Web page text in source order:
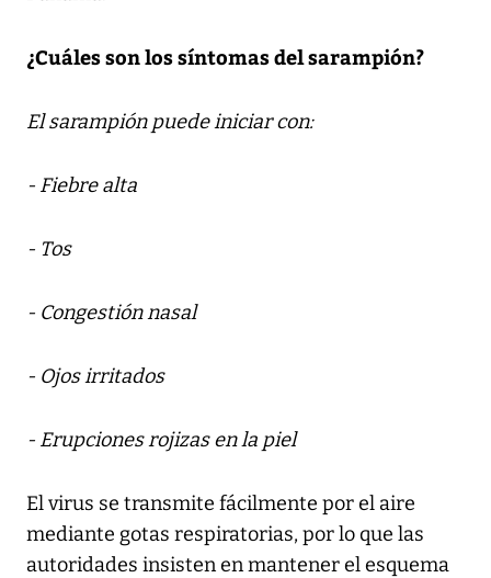
¿Cuáles son los síntomas del sarampión?
El sarampión puede iniciar con:
- Fiebre alta
- Tos
- Congestión nasal
- Ojos irritados
- Erupciones rojizas en la piel
El virus se transmite fácilmente por el aire
mediante gotas respiratorias, por lo que las
autoridades insisten en mantener el esquema